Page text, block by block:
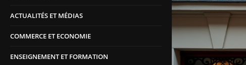
ACTUALITÉS ET MÉDIAS
COMMERCE ET ECONOMIE
ENSEIGNEMENT ET FORMATION